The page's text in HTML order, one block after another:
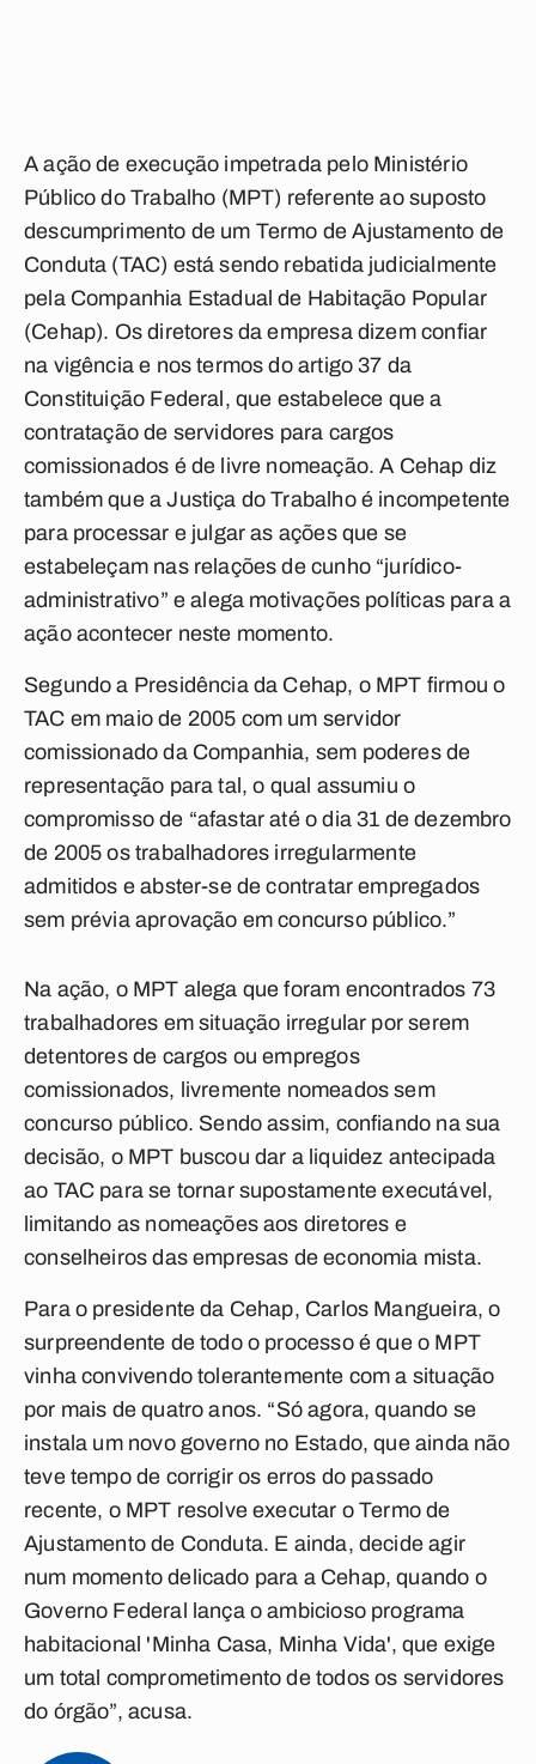
A ação de execução impetrada pelo Ministério
Público do Trabalho (MPT) referente ao suposto
descumprimento de um Termo de Ajustamento de
Conduta (TAC) está sendo rebatida judicialmente
pela Companhia Estadual de Habitação Popular
(Cehap). Os diretores da empresa dizem confiar
na vigência e nos termos do artigo 37 da
Constituição Federal, que estabelece que a
contratação de servidores para cargos
comissionados é de livre nomeação. A Cehap diz
também que a Justiça do Trabalho é incompetente
para processar e julgar as ações que se
estabeleçam nas relações de cunho “jurídico-
administrativo” e alega motivações políticas para a
ação acontecer neste momento.
Segundo a Presidência da Cehap, o MPT firmou o
TAC em maio de 2005 com um servidor
comissionado da Companhia, sem poderes de
representação para tal, o qual assumiu o
compromisso de “afastar até o dia 31 de dezembro
de 2005 os trabalhadores irregularmente
admitidos e abster-se de contratar empregados
sem prévia aprovação em concurso público.”
Na ação, o MPT alega que foram encontrados 73
trabalhadores em situação irregular por serem
detentores de cargos ou empregos
comissionados, livremente nomeados sem
concurso público. Sendo assim, confiando na sua
decisão, o MPT buscou dar a liquidez antecipada
ao TAC para se tornar supostamente executável,
limitando as nomeações aos diretores e
conselheiros das empresas de economia mista.
Para o presidente da Cehap, Carlos Mangueira, o
surpreendente de todo o processo é que o MPT
vinha convivendo tolerantemente com a situação
por mais de quatro anos. “Só agora, quando se
instala um novo governo no Estado, que ainda não
teve tempo de corrigir os erros do passado
recente, o MPT resolve executar o Termo de
Ajustamento de Conduta. E ainda, decide agir
num momento delicado para a Cehap, quando o
Governo Federal lança o ambicioso programa
habitacional 'Minha Casa, Minha Vida', que exige
um total comprometimento de todos os servidores
do órgão”, acusa.